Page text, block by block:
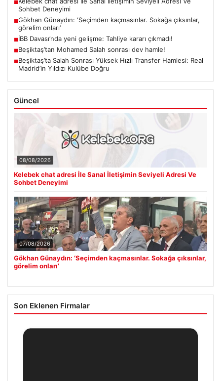
■
Sohbet Deneyimi
■Gökhan Günaydın: ‘Seçimden kaçmasınlar. Sokağa çıksınlar,
görelim onları’
■İBB Davası’nda yeni gelişme: Tahliye kararı çıkmadı!
■Beşiktaş’tan Mohamed Salah sonrası dev hamle!
■Beşiktaş’ta Salah Sonrası Yüksek Hızlı Transfer Hamlesi: Real
Madrid’in Yıldızı Kulübe Doğru
Güncel
08/08/2026
Kelebek chat adresi İle Sanal İletişimin Seviyeli Adresi Ve
Sohbet Deneyimi
07/08/2026
Gökhan Günaydın: ‘Seçimden kaçmasınlar. Sokağa çıksınlar,
görelim onları’
Son Eklenen Firmalar